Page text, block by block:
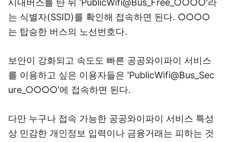
시내버스를 탄 뒤 'PublicWifi@Bus_Free_○○○○'라
는 식별자(SSID)를 확인해 접속하면 된다. ○○○○
는 탑승한 버스의 노선번호다.
보안이 강화되고 속도도 빠른 공공와이파이 서비스
를 이용하고 싶은 이용자들은 'PublicWifi@Bus_Sec
ure_○○○○'에 접속하면 된다.
다만 누구나 접속 가능한 공공와이파이 서비스 특성
상 민감한 개인정보 입력이나 금융거래는 피하는 것